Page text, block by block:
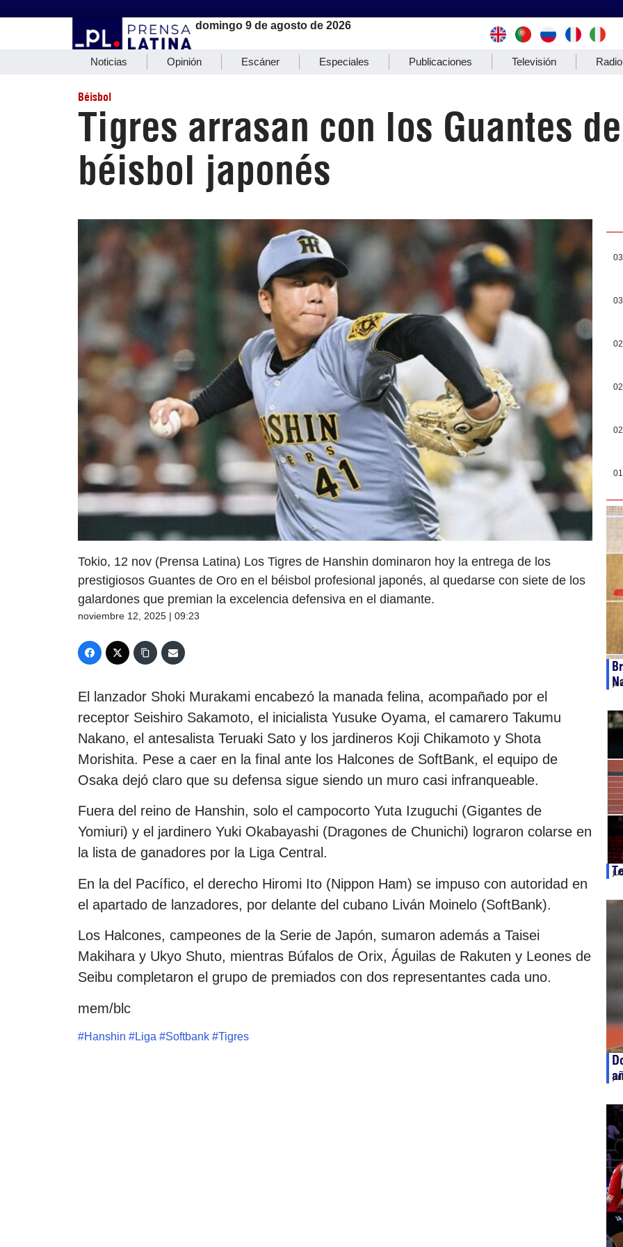
domingo 9 de agosto de 2026
Noticias Opinión Escáner Especiales Publicaciones Televisión Radio
Béisbol
Tigres arrasan con los Guantes
béisbol japonés
Tokio, 12 nov (Prensa Latina) Los Tigres de Hanshin dominaron hoy la entrega de los
prestigiosos Guantes de Oro en el béisbol profesional japonés, al quedarse con siete de los
galardones que premian la excelencia defensiva en el diamante.
noviembre 12, 2025 | 09:23
El lanzador Shoki Murakami encabezó la manada felina, acompañado por el
receptor Seishiro Sakamoto, el inicialista Yusuke Oyama, el camarero Takumu
Nakano, el antesalista Teruaki Sato y los jardineros Koji Chikamoto y Shota
Morishita. Pese a caer en la final ante los Halcones de SoftBank, el equipo de
Osaka dejó claro que su defensa sigue siendo un muro casi infranqueable.
Fuera del reino de Hanshin, solo el campocorto Yuta Izuguchi (Gigantes de
Yomiuri) y el jardinero Yuki Okabayashi (Dragones de Chunichi) lograron colarse en
la lista de ganadores por la Liga Central.
En la del Pacífico, el derecho Hiromi Ito (Nippon Ham) se impuso con autoridad en
el apartado de lanzadores, por delante del cubano Liván Moinelo (SoftBank).
Los Halcones, campeones de la Serie de Japón, sumaron además a Taisei
Makihara y Ukyo Shuto, mientras Búfalos de Orix, Águilas de Rakuten y Leones de
Seibu completaron el grupo de premiados con dos representantes cada uno.
mem/blc
#Hanshin #Liga #Softbank #Tigres